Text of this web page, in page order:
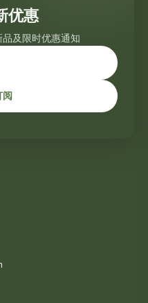
优惠
及限时优惠通知
阅